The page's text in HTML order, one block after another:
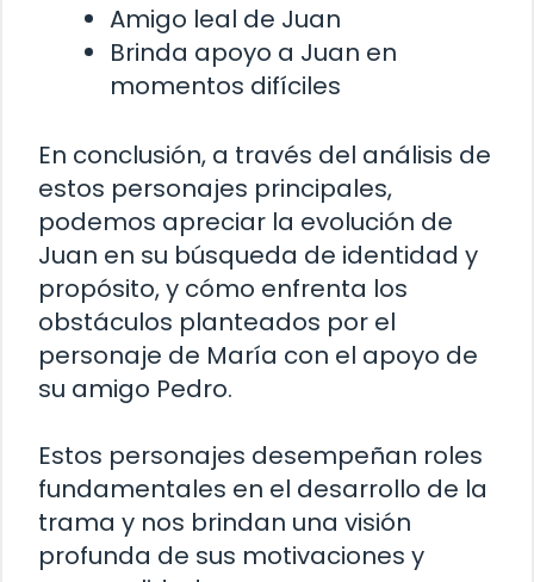
Amigo leal de Juan
Brinda apoyo a Juan en
momentos difíciles
En conclusión, a través del análisis de
estos personajes principales,
podemos apreciar la evolución de
Juan en su búsqueda de identidad y
propósito, y cómo enfrenta los
obstáculos planteados por el
personaje de María con el apoyo de
su amigo Pedro.
Estos personajes desempeñan roles
fundamentales en el desarrollo de la
trama y nos brindan una visión
profunda de sus motivaciones y